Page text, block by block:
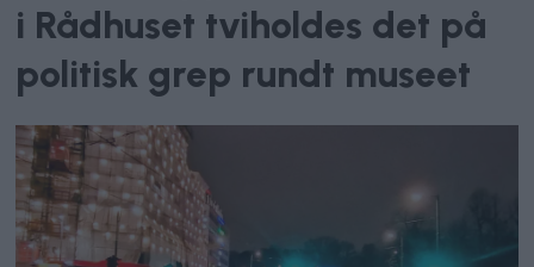
i Rådhuset tviholdes det på
politisk grep rundt museet